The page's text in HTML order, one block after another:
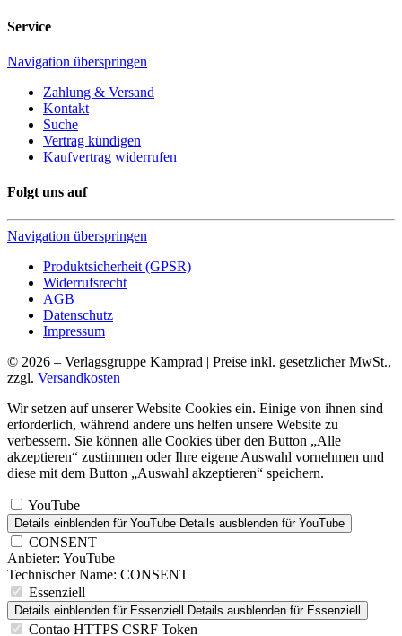
Service
Navigation überspringen
Zahlung & Versand
Kontakt
Suche
Vertrag kündigen
Kaufvertrag widerrufen
Folgt uns auf
Navigation überspringen
Produktsicherheit (GPSR)
Widerrufsrecht
AGB
Datenschutz
Impressum
© 2026 – Verlagsgruppe Kamprad | Preise inkl. gesetzlicher MwSt.,
zzgl. Versandkosten
Wir setzen auf unserer Website Cookies ein. Einige von ihnen sind
erforderlich, während andere uns helfen unsere Website zu
verbessern. Sie können alle Cookies über den Button „Alle
akzeptieren“ zustimmen oder Ihre eigene Auswahl vornehmen und
diese mit dem Button „Auswahl akzeptieren“ speichern.
YouTube
Details einblenden für YouTube Details ausblenden für YouTube
CONSENT
Anbieter: YouTube
Technischer Name: CONSENT
Essenziell
Details einblenden für Essenziell Details ausblenden für Essenziell
Contao HTTPS CSRF Token